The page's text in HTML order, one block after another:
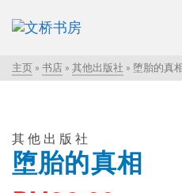
主页 » 书店 » 其他出版社 » 堕胎的真
其他出版社
堕胎的真相